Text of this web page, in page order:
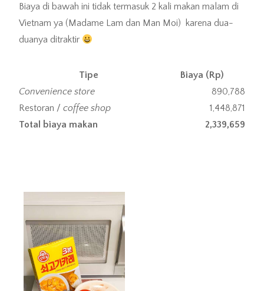
Biaya di bawah ini tidak termasuk 2 kali makan malam di
Vietnam ya (Madame Lam dan Man Moi) karena dua-
duanya ditraktir
Tipe
Biaya (Rp)
Convenience store
890,788
Restoran / coffee shop
1,448,871
Total biaya makan
2,339,659